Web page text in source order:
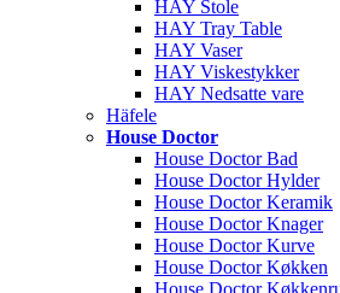
HAY Stole
HAY Tray Table
HAY Vaser
HAY Viskestykker
HAY Nedsatte vare
Häfele
House Doctor
House Doctor Bad
House Doctor Hylder
House Doctor Keramik
House Doctor Knager
House Doctor Kurve
House Doctor Køkken
House Doctor